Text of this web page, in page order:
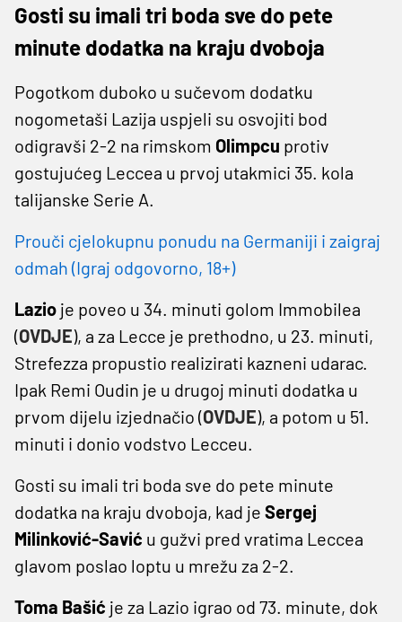
Gosti su imali tri boda sve do pete
minute dodatka na kraju dvoboja
Pogotkom duboko u sučevom dodatku
nogometaši Lazija uspjeli su osvojiti bod
odigravši 2-2 na rimskom Olimpcu protiv
gostujućeg Leccea u prvoj utakmici 35. kola
talijanske Serie A.
Prouči cjelokupnu ponudu na Germaniji i zaigraj
odmah (Igraj odgovorno, 18+)
Lazio je poveo u 34. minuti golom Immobilea
(OVDJE), a za Lecce je prethodno, u 23. minuti,
Strefezza propustio realizirati kazneni udarac.
Ipak Remi Oudin je u drugoj minuti dodatka u
prvom dijelu izjednačio (OVDJE), a potom u 51.
minuti i donio vodstvo Lecceu.
Gosti su imali tri boda sve do pete minute
dodatka na kraju dvoboja, kad je Sergej
Milinković-Savić u gužvi pred vratima Leccea
glavom poslao loptu u mrežu za 2-2.
Toma Bašić je za Lazio igrao od 73. minute, dok